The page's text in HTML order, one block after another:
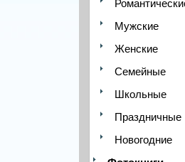
Мужские
Женские
Семейные
Школьные
Праздничные
Новогодние